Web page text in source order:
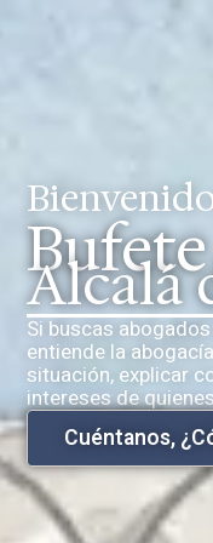
Alcalá
Si buscas
entiende la
situación, explicar
intereses de
Cuéntanos,